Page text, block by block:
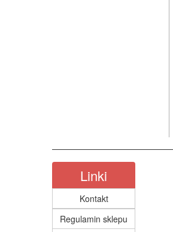
Linki
Kontakt
Regulamin sklepu